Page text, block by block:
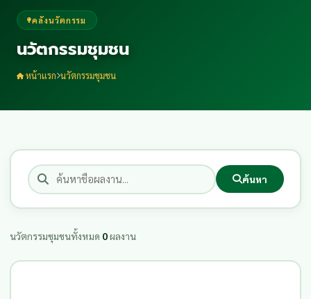
คลังนวัตกรรม
นวัตกรรมชุมชน
หน้าแรก นวัตกรรมชุมชน
ค้นหา
นวัตกรรมชุมชนทั้งหมด 0ผลงาน